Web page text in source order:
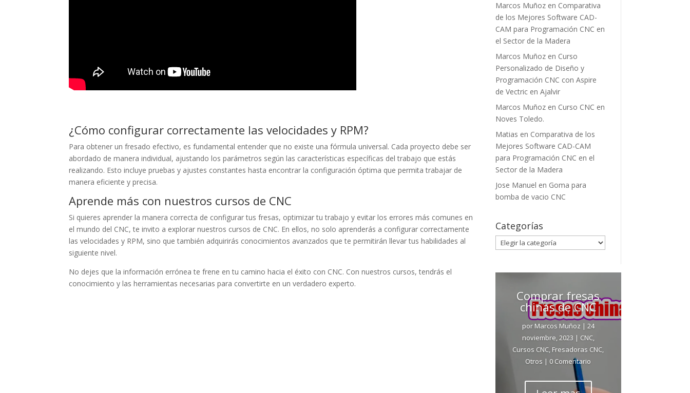
¿Cómo configurar correctamente las velocidades y RPM?
Para obtener un fresado efectivo, es fundamental entender que no existe una fórmula universal. Cada proyecto debe ser
abordado de manera individual, ajustando los parámetros según las características específicas del trabajo que estás
realizando. Esto incluye pruebas y ajustes constantes hasta encontrar la configuración óptima que permita trabajar de
manera eficiente y precisa.
Aprende más con nuestros cursos de CNC
Si quieres aprender la manera correcta de configurar tus fresas, optimizar tu trabajo y evitar los errores más comunes en
el mundo del CNC, te invito a explorar nuestros cursos de CNC. En ellos, no solo aprenderás a configurar correctamente
las velocidades y RPM, sino que también adquirirás conocimientos avanzados que te permitirán llevar tus habilidades al
siguiente nivel.
No dejes que la información errónea te frene en tu camino hacia el éxito con CNC. Con nuestros cursos, tendrás el
conocimiento y las herramientas necesarias para convertirte en un verdadero experto.
Marcos Muñozen Comparativa
de los Mejores Software CAD-
CAM para Programación CNC en
el Sector de la Madera
Marcos Muñozen Curso
Personalizado de Diseño y
Programación CNC con Aspire
de Vectric en Ajalvir
Marcos Muñozen Curso CNC en
Noves Toledo.
Matias en Comparativa de los
Mejores Software CAD-CAM
para Programación CNC en el
Sector de la Madera
Jose Manuel en Goma para
bomba de vacio CNC
Categorías
Categorías
Comprar fresas
chinas de CNC
por Marcos Muñoz | 24
noviembre, 2023 | CNC,
Cursos CNC, Fresadoras CNC,
Otros | 0 Comentario